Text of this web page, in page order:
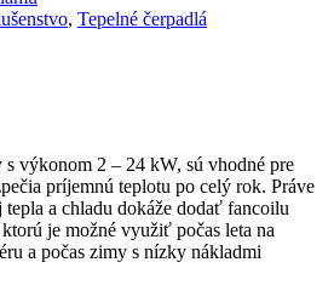
, Tepelné čerpadlá
výkonom 2 – 24 kW, sú vhodné pre
príjemnú teplotu po celý rok. Práve
tepla a chladu dokáže dodať fancoilu
je možné využiť počas leta na
a počas zimy s nízky nákladmi